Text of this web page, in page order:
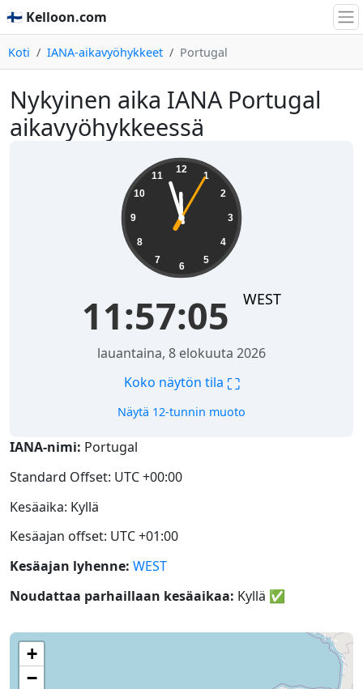
🇫🇮 Kelloon.com
Koti IANA-aikavyöhykkeet Portugal
Nykyinen aika IANA Portugal
aikavyöhykkeessä
12
1
2
3
4
5
6
7
8
9
10
11
11:57:05 WEST
lauantaina, 8 elokuuta 2026
Koko näytön tila ⛶
Näytä 12-tunnin muoto
IANA-nimi: Portugal
Standard Offset: UTC +00:00
Kesäaika: Kyllä
Kesäajan offset: UTC +01:00
Kesäajan lyhenne: WEST
Noudattaa parhaillaan kesäaikaa: Kyllä ✅
+
−